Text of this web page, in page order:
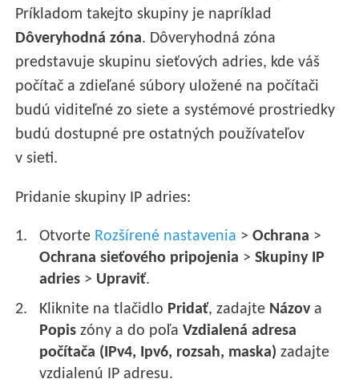
Príkladom takejto skupiny je napríklad
Dôveryhodná zóna. Dôveryhodná zóna
predstavuje skupinu sieťových adries, kde váš
počítač a zdieľané súbory uložené na počítači
budú viditeľné zo siete a systémové prostriedky
budú dostupné pre ostatných používateľov
v sieti.
Pridanie skupiny IP adries:
Otvorte Rozšírené nastavenia >Ochrana >
Ochrana sieťového pripojenia >Skupiny IP
adries > Upraviť.
Kliknite na tlačidlo Pridať, zadajte Názova
Popis zóny a do poľaVzdialená adresa
počítača (IPv4, Ipv6, rozsah, maska) zadajte
vzdialenú IP adresu.